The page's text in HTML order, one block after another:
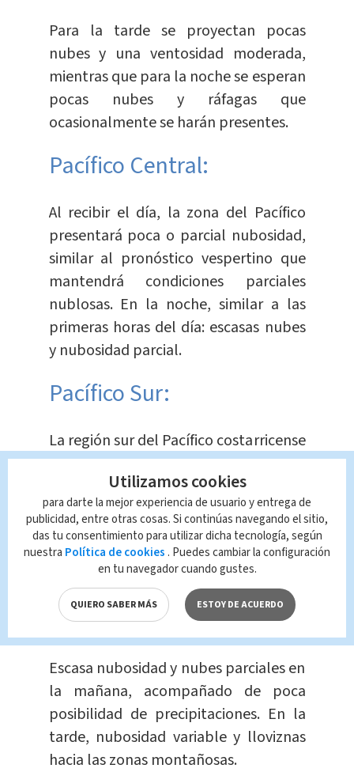
Para la tarde se proyectan pocas
nubes y una ventosidad moderada,
mientras que para la noche se esperan
pocas nubes y ráfagas que
ocasionalmente se harán presentes.
Pacífico Central:
Al recibir el día, la zona del Pacífico
presentará poca o parcial nubosidad,
similar al pronóstico vespertino que
mantendrá condiciones parciales
nublosas. En la noche, similar a las
primeras horas del día: escasas nubes
y nubosidad parcial.
Pacífico Sur:
La región sur del Pacífico costarricense
estará poco o parcialmente nublada,
esto en horas de la mañana, mismo
caso de la tarde aunque con una baja
probabilidad de lluvias. Al cierre del
martes, se espera nubosidad parcial y
pocas nubes.
Caribe Norte:
Escasa nubosidad y nubes parciales en
la mañana, acompañado de poca
posibilidad de precipitaciones. En la
tarde, nubosidad variable y lloviznas
hacia las zonas montañosas.
Utilizamos cookies
para darte la mejor experiencia de usuario y entrega de
publicidad, entre otras cosas. Si continúas navegando el sitio,
das tu consentimiento para utilizar dicha tecnología, según
nuestra Política de cookies . Puedes cambiar la configuración
en tu navegador cuando gustes.
QUIERO SABER MÁS ESTOY DE ACUERDO